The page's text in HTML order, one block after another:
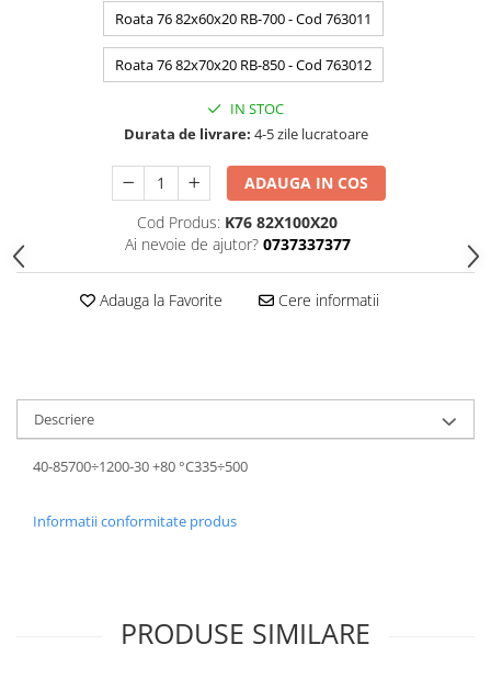
Roata 76 82x60x20 RB-700 - Cod 763011
Roata 76 82x70x20 RB-850 - Cod 763012
IN STOC
Durata de livrare: 4-5 zile lucratoare
ADAUGA IN COS
Cod Produs: K76 82X100X20
Ai nevoie de ajutor? 0737337377
Adauga la Favorite Cere informatii
Descriere
40-85700÷1200-30 +80 °C335÷500
Informatii conformitate produs
PRODUSE SIMILARE